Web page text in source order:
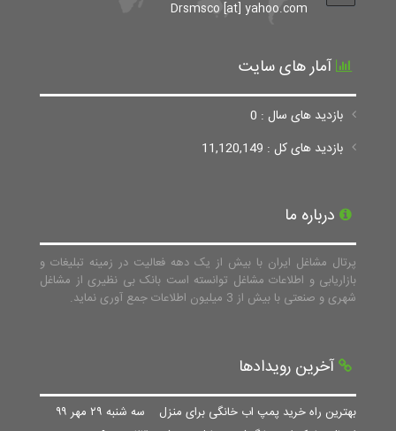
Drsmsco [at] yahoo.com
آمار های سایت
بازدید های سال : 0
بازدید های کل : 11,120,149
درباره ما
پرتال مشاغل ایران با بیش از یک دهه فعالیت در زمینه تبلیغات و
بازاریابی و اطلاعات مشاغل توانسته است بانک بی نظیری از مشاغل
شهری و صنعتی با بیش از 3 میلیون اطلاعات جمع آوری نماید.
آخرین رویدادها
بهترین راه خرید پمپ اب خانگی برای منزل سه شنبه ۲۹ مهر ۹۹